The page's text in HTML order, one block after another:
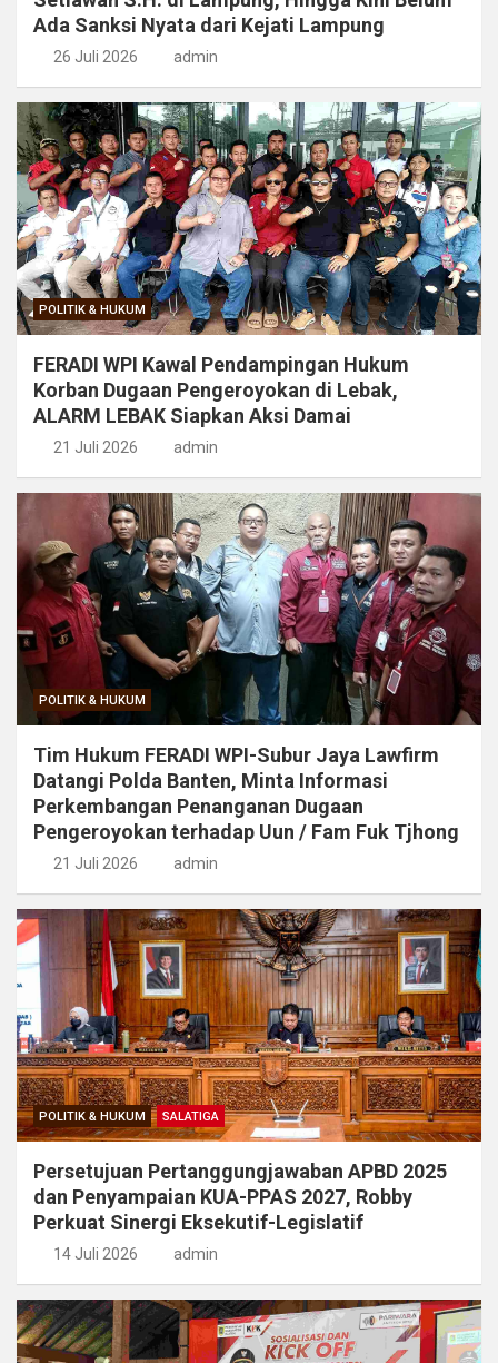
Ada Sanksi Nyata dari Kejati Lampung
26 Juli 2026 admin
POLITIK & HUKUM
FERADI WPI Kawal Pendampingan Hukum
Korban Dugaan Pengeroyokan di Lebak,
ALARM LEBAK Siapkan Aksi Damai
21 Juli 2026 admin
POLITIK & HUKUM
Tim Hukum FERADI WPI-Subur Jaya Lawfirm
Datangi Polda Banten, Minta Informasi
Perkembangan Penanganan Dugaan
Pengeroyokan terhadap Uun / Fam Fuk Tjhong
21 Juli 2026 admin
POLITIK & HUKUM SALATIGA
Persetujuan Pertanggungjawaban APBD 2025
dan Penyampaian KUA-PPAS 2027, Robby
Perkuat Sinergi Eksekutif-Legislatif
14 Juli 2026 admin